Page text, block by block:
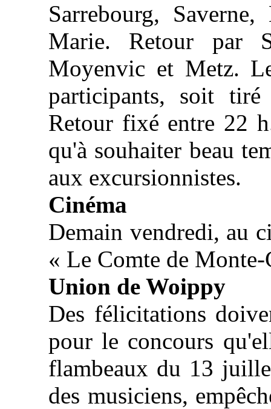
Sarrebourg,
Marie. Retour par
Moyenvic et Metz.
participants, soit
Retour fixé entre 22
qu'à souhaiter beau
aux excursionnistes.
Cinéma
Demain vendredi, au
« Le Comte de
Union de Woippy
Des félicitations
pour le concours
flambeaux du 13
des musiciens,